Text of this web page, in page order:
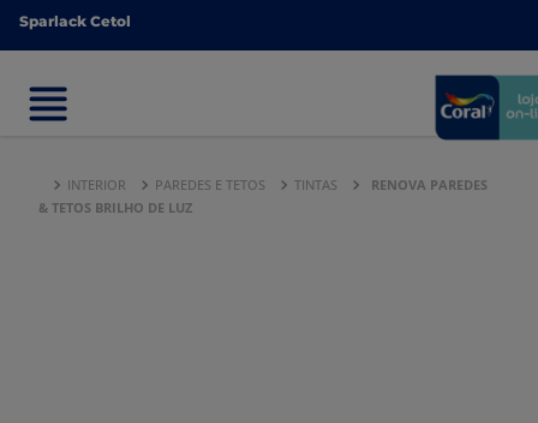
Sparlack Cetol
Sparlack Cetol
INTERIOR PAREDES E TETOS TINTAS
RENOVA PAREDES
& TETOS BRILHO DE LUZ